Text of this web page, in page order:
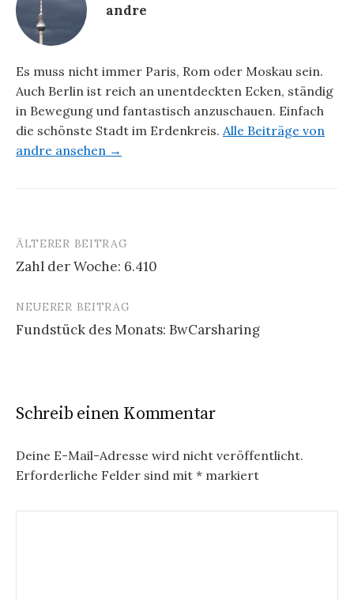
andre
Es muss nicht immer Paris, Rom oder Moskau sein.
Auch Berlin ist reich an unentdeckten Ecken, ständig
in Bewegung und fantastisch anzuschauen. Einfach
die schönste Stadt im Erdenkreis. Alle Beiträge von
andre ansehen →
Beitrags-
Navigation
ÄLTERER BEITRAG
Zahl der Woche: 6.410
NEUERER BEITRAG
Fundstück des Monats: BwCarsharing
Schreib einen Kommentar
Deine E-Mail-Adresse wird nicht veröffentlicht.
Erforderliche Felder sind mit * markiert